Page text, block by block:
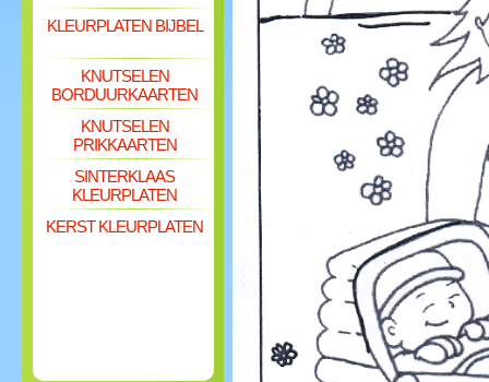
KLEURPLATEN BIJBEL
KNUTSELEN
BORDUURKAARTEN
KNUTSELEN
PRIKKAARTEN
SINTERKLAAS
KLEURPLATEN
KERST KLEURPLATEN